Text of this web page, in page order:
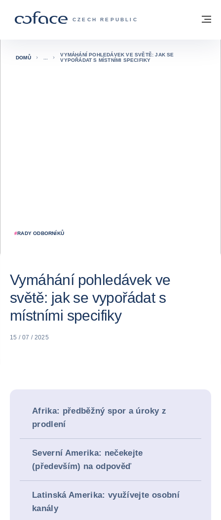
COFACE FOR TRADE - WEBOVÁ
CZECH REPUBLIC
Zpět na hlavní stránku
#RADY ODBORNÍKŮ
DOMŮ
VYMÁHÁNÍ POHLEDÁVEK VE SVĚTĚ: JAK SE
VYPOŘÁDAT S MÍSTNÍMI SPECIFIKY
Vymáhání pohledávek ve
světě: jak se vypořádat s
místními specifiky
15 / 07 / 2025
Afrika: předběžný spor a úroky z
prodlení
Severní Amerika: nečekejte
(především) na odpověď
Latinská Amerika: využívejte osobní
kanály